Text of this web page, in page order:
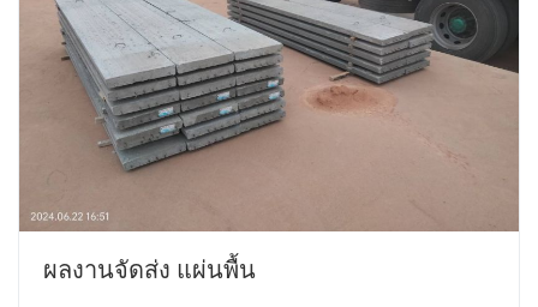
ผลงานจัดส่ง แผ่นพื้น